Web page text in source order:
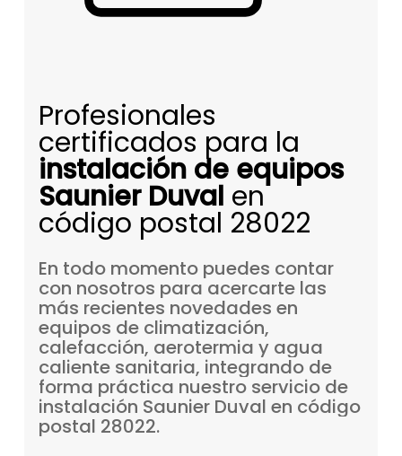
Profesionales
certificados para la
instalación de equipos
Saunier Duval en
código postal 28022
En todo momento puedes contar
con nosotros para acercarte las
más recientes novedades en
equipos de climatización,
calefacción, aerotermia y agua
caliente sanitaria, integrando de
forma práctica nuestro servicio de
instalación Saunier Duval en código
postal 28022.